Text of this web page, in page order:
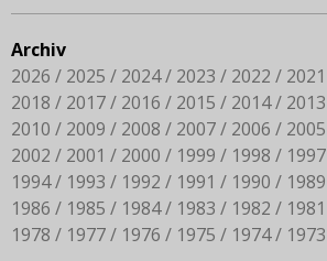
Archiv
2026
2025 2024 2023 2022 2021
2018
2017 2016 2015 2014 2013
2010
2009 2008 2007 2006 2005
2002
2001 2000 1999 1998 1997
1994
1993 1992 1991 1990 1989
1986
1985 1984 1983 1982 1981
1978
1977 1976 1975 1974 1973